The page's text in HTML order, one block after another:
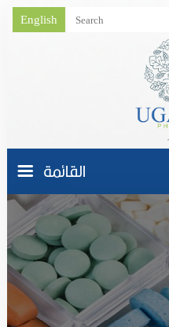
English
القائمة